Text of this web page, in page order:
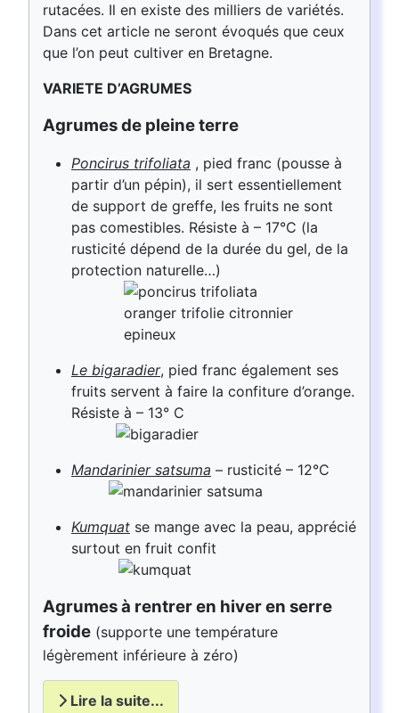
rutacées. Il en existe des milliers de variétés.
Dans cet article ne seront évoqués que ceux
que l’on peut cultiver en Bretagne.
VARIETE D’AGRUMES
Agrumes de pleine terre
Poncirus trifoliata , pied franc (pousse à
partir d’un pépin), il sert essentiellement
de support de greffe, les fruits ne sont
pas comestibles. Résiste à – 17°C (la
rusticité dépend de la durée du gel, de la
protection naturelle…)
Le bigaradier, pied franc également ses
fruits servent à faire la confiture d’orange.
Résiste à – 13° C
Mandarinier satsuma – rusticité – 12°C
Kumquat se mange avec la peau, apprécié
surtout en fruit confit
Agrumes à rentrer en hiver en serre
froide (supporte une température
légèrement inférieure à zéro)
Lire la suite...